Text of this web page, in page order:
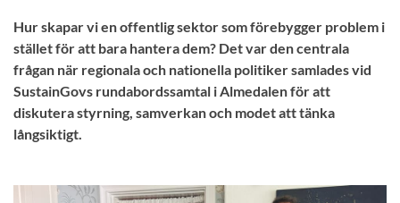
Hur skapar vi en offentlig sektor som förebygger problem i
stället för att bara hantera dem? Det var den centrala
frågan när regionala och nationella politiker samlades vid
SustainGovs rundabordssamtal i Almedalen för att
diskutera styrning, samverkan och modet att tänka
långsiktigt.